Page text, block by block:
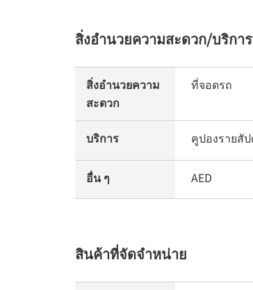
สิ่งอำนวยความสะดวก/บริการ
สิ่งอำนวยความ
สะดวก
ที่จอดรถ
บริการ คูปองรายสั
อื่น ๆ AED
สินค้าที่จัดจำหน่าย